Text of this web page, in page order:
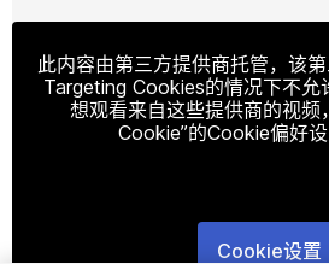
此内容由第三方提供商托管，该
Targeting Cookies的情况下不允
想观看来自这些提供商的视频
Cookie”的Cookie偏好设
Cookie设置